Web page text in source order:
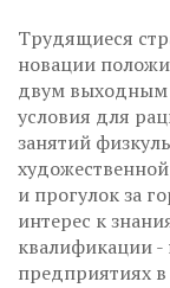
Трудящиеся
новации
двум
условия для
занятий
и прогулок за
интерес к
квалификации -
предприятиях